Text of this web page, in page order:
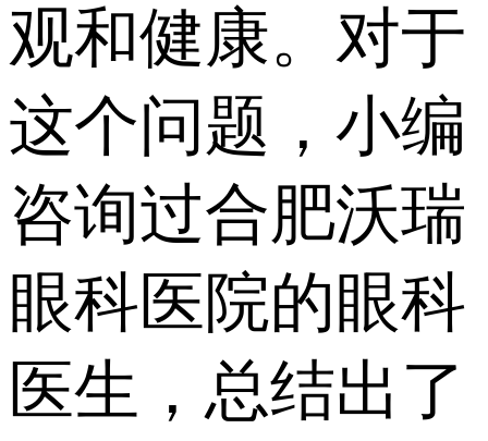
观和健康。对于
这个问题，小编
咨询过合肥沃瑞
眼科医院的眼科
医生，总结出了